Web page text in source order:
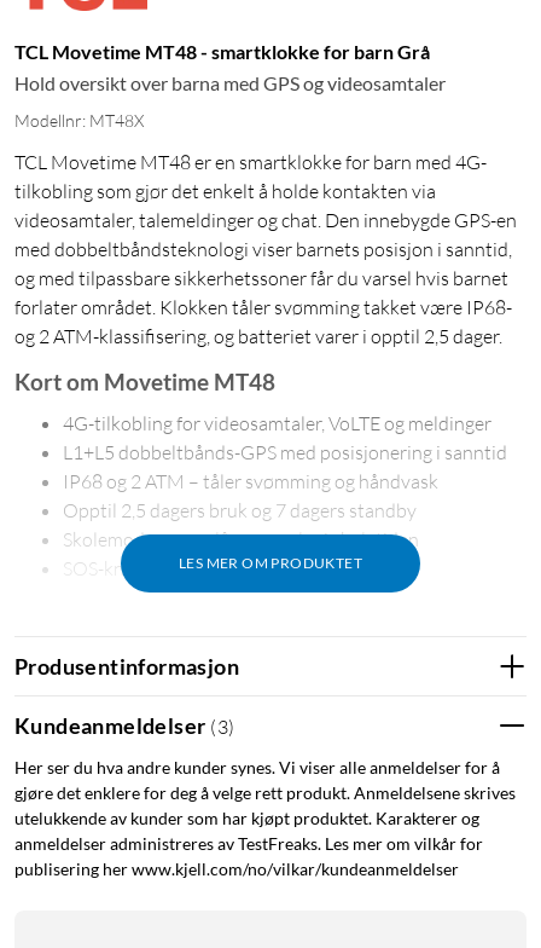
TCL Movetime MT48 - smartklokke for barn Grå
Hold oversikt over barna med GPS og videosamtaler
Modellnr: MT48X
TCL Movetime MT48 er en smartklokke for barn med 4G-
tilkobling som gjør det enkelt å holde kontakten via
videosamtaler, talemeldinger og chat. Den innebygde GPS-en
med dobbeltbåndsteknologi viser barnets posisjon i sanntid,
og med tilpassbare sikkerhetssoner får du varsel hvis barnet
forlater området. Klokken tåler svømming takket være IP68-
og 2 ATM-klassifisering, og batteriet varer i opptil 2,5 dager.
LES MER OM PRODUKTET
Kort om Movetime MT48
4G-tilkobling for videosamtaler, VoLTE og meldinger
L1+L5 dobbeltbånds-GPS med posisjonering i sanntid
IP68 og 2 ATM – tåler svømming og håndvask
Opptil 2,5 dagers bruk og 7 dagers standby
Skolemodus som slår av varsler i skoletiden
SOS-knapp for nødssituasjoner
Posisjonering i sanntid
Med L1+L5 dobbeltbånds-GPS får du en nøyaktig oversikt
bygninger eller tett vegetasjon. Posisjonen oppdateres hvert
sekund, og gjennom TCL Connect-appen kan du sette opp
sikkerhetssoner og få varsel hvis barnet forlater det angitte
området.
Produsentinformasjon
Kundeanmeldelser (3)
Her ser du hva andre kunder synes. Vi viser alle anmeldelser for å
gjøre det enklere for deg å velge rett produkt. Anmeldelsene skrives
utelukkende av kunder som har kjøpt produktet. Karakterer og
anmeldelser administreres av TestFreaks. Les mer om vilkår for
publisering her www.kjell.com/no/vilkar/kundeanmeldelser